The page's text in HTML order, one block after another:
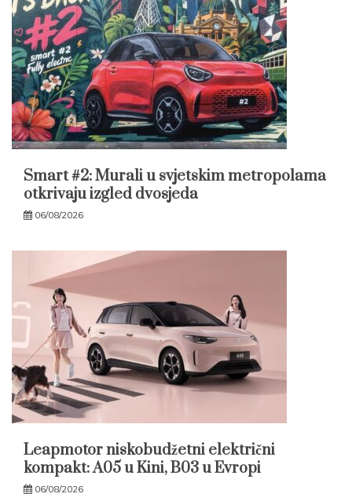
Smart #2: Murali u svjetskim metropolama
otkrivaju izgled dvosjeda
06/08/2026
Leapmotor niskobudžetni električni
kompakt: A05 u Kini, B03 u Evropi
06/08/2026